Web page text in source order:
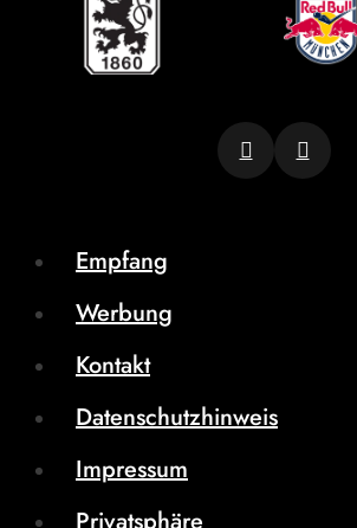
Empfang
Werbung
Kontakt
Datenschutzhinweis
Impressum